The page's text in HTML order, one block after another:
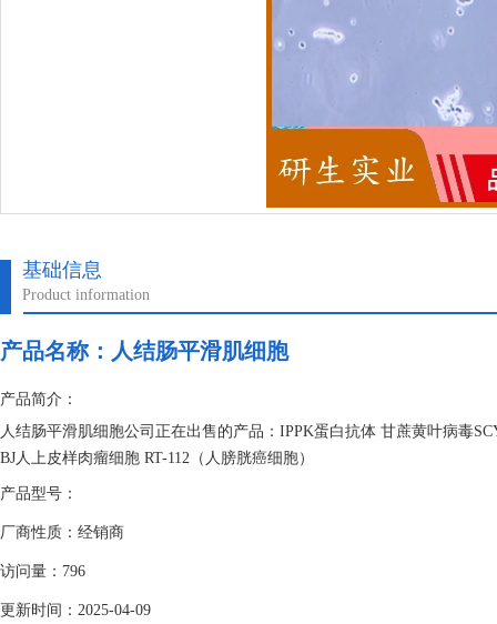
基础信息
Product information
产品名称： 人结肠平滑肌细胞
产品简介：
人结肠平滑肌细胞公司正在出售的产品：IPPK蛋白抗体 甘蔗黄叶病毒
BJ人上皮样肉瘤细胞 RT-112（人膀胱癌细胞）
产品型号：
厂商性质：经销商
访问量：796
更新时间：2025-04-09